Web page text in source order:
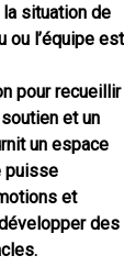
situation de
ou l’équipe est
pour recueillir
et un
un espace
puisse
et
des